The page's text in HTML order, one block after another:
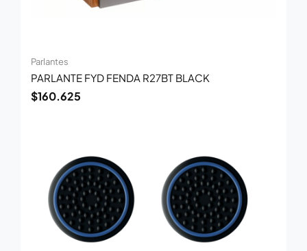
Parlantes
PARLANTE FYD FENDA R27BT BLACK
$160.625